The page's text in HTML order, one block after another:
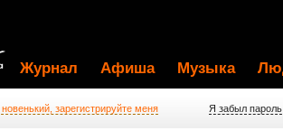
Журнал Афиша Музыка
зарегистрируйте меня Я забыл пароль